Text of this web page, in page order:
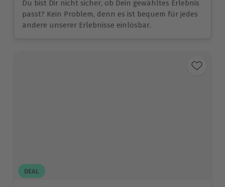
Du bist Dir nicht sicher, ob Dein gewähltes Erlebnis
passt? Kein Problem, denn es ist bequem für jedes
andere unserer Erlebnisse einlösbar.
DEAL